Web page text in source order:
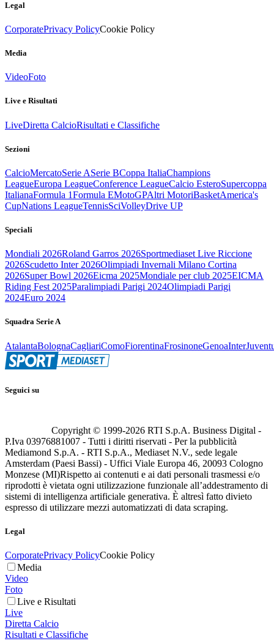
Legal
CorporatePrivacy PolicyCookie Policy
Media
VideoFoto
Live e Risultati
LiveDiretta CalcioRisultati e Classifiche
Sezioni
CalcioMercatoSerie ASerie BCoppa ItaliaChampions
LeagueEuropa LeagueConference LeagueCalcio EsteroSupercoppa
ItalianaFormula 1Formula EMotoGPAltri MotoriBasketAmerica's
CupNations LeagueTennisSciVolleyDrive UP
Speciali
Mondiali 2026Roland Garros 2026Sportmediaset Live Riccione
2026Scudetto Inter 2026Olimpiadi Invernali Milano Cortina
2026Super Bowl 2026Eicma 2025Mondiale per club 2025EICMA
Riding Fest 2025Paralimpiadi Parigi 2024Olimpiadi Parigi
2024Euro 2024
Squadra Serie A
AtalantaBolognaCagliariComoFiorentinaFrosinoneGenoaInter
Seguici su
Copyright © 1999-2026 RTI S.p.A. Business Digital -
P.Iva 03976881007 - Tutti i diritti riservati - Per la pubblicità
Mediamond S.p.A. - RTI S.p.A., Mediaset N.V., sede legale
Amsterdam (Paesi Bassi) - Uffici Viale Europa 46, 20093 Cologno
Monzese (MI)Rispetto ai contenuti e ai dati personali trasmessi e/o
riprodotti è vietata ogni utilizzazione funzionale all’addestramento di
sistemi di intelligenza artificiale generativa. È altresì fatto divieto
espresso di utilizzare mezzi automatizzati di data scraping.
Legal
CorporatePrivacy PolicyCookie Policy
Media
Video
Foto
Live e Risultati
Live
Diretta Calcio
Risultati e Classifiche